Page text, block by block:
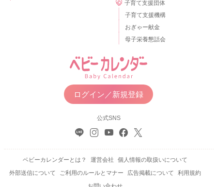
子育て支援団体
子育て支援機構
おぎゃー献金
母子栄養懇話会
ログイン／新規登録
公式SNS
ベビーカレンダーとは？ 運営会社
個人情報の取扱いについて
外部送信について
ご利用のルールとマナー 広告掲載について
利用規約